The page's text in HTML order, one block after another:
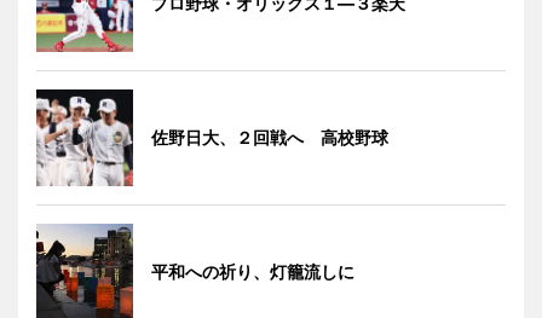
佐野日大、２回戦へ 高校野球
平和への祈り、灯籠流しに